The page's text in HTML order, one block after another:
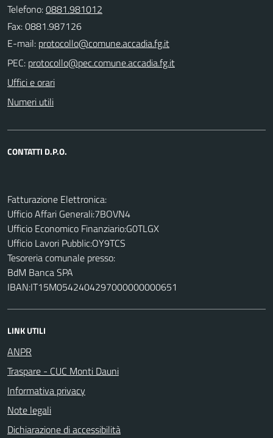
Telefono:0881.981012
Fax: 0881.987126
E-mail:
PEC:
Uffici e orari
Numeri utili
CONTATTI D.P.O.
Fatturazione Elettronica:
Ufficio Affari Generali:7BOVN4
Ufficio Economico Finanziario:G0TLGX
Ufficio Lavori Pubblic:OY9TCS
Tesoreria comunale presso:
BdM Banca SPA
IBAN:IT15M0542404297000000000651
LINK UTILI
ANPR
Traspare - CUC Monti Dauni
Informativa privacy
Note legali
Dichiarazione di accessibilità